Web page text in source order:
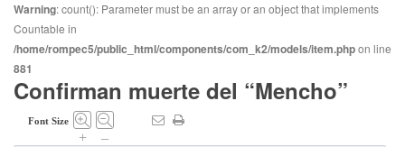
Warning: count(): Parameter must be an array or an object that implements
Countable in
/home/rompec5/public_html/components/com_k2/models/item.phpon line
881
Confirman muerte del “Mencho”
Font Size
+ –